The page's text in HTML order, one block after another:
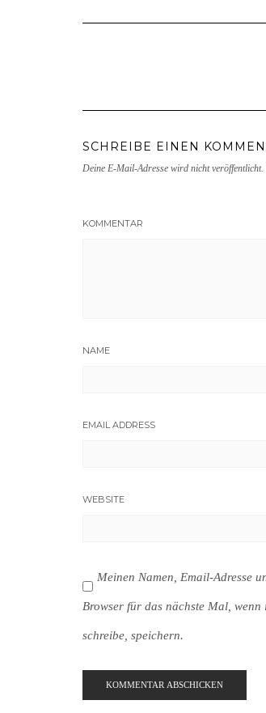
SCHREIBE EINEN
Deine E-Mail-Adresse wird nicht veröffentlicht.
KOMMENTAR
NAME
EMAIL ADDRESS
WEBSITE
Meinen Namen, Email-Adresse
Browser für das nächste Mal,
schreibe, speichern.